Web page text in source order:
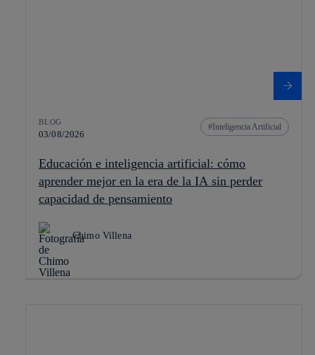
BLOG
03/08/2026
Inteligencia Artificial
Educación e inteligencia artificial: cómo
aprender mejor en la era de la IA sin perder
capacidad de pensamiento
Chimo Villena